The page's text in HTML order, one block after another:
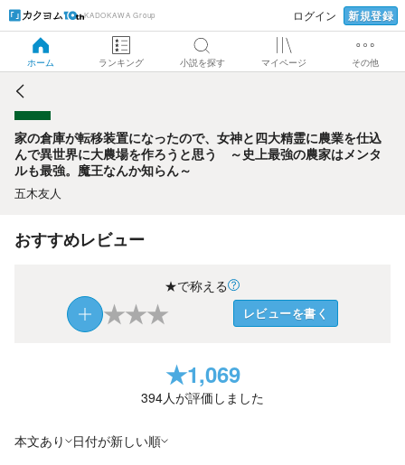
KADOKAWA Group ログイン 新規登録
ホーム ランキング 小説を探す マイページ その他
家の倉庫が転移装置になったので、女神と四大精霊に農業を
仕込んで異世界に大農場を作ろうと思う ～史上最強の農家
はメンタルも最強。魔王なんか知らん～
家の倉庫が転移装置になったので、女神と四大精霊に農業を仕込
んで異世界に大農場を作ろうと思う ～史上最強の農家はメンタ
ルも最強。魔王なんか知らん～
五木友人
おすすめレビュー
★で称える
★★★ レビューを書く
★1,069
394人が評価しました
本文あり 日付が新しい順